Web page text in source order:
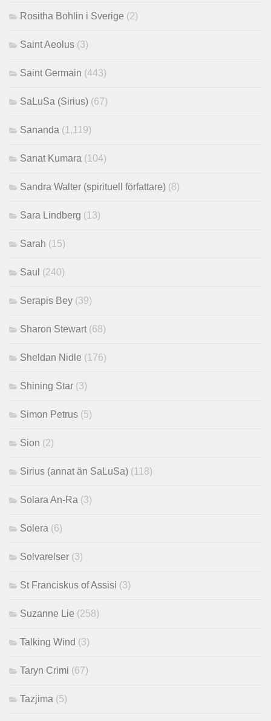
Rositha Bohlin i Sverige (2)
Saint Aeolus (3)
Saint Germain (443)
SaLuSa (Sirius) (67)
Sananda (1,119)
Sanat Kumara (104)
Sandra Walter (spirituell författare) (8)
Sara Lindberg (13)
Sarah (15)
Saul (240)
Serapis Bey (39)
Sharon Stewart (68)
Sheldan Nidle (176)
Shining Star (3)
Simon Petrus (5)
Sion (2)
Sirius (annat än SaLuSa) (118)
Solara An-Ra (3)
Solera (6)
Solvarelser (3)
St Franciskus of Assisi (3)
Suzanne Lie (258)
Talking Wind (3)
Taryn Crimi (67)
Tazjima (5)